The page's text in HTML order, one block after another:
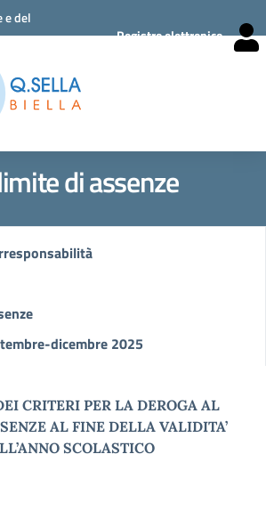
e del
Registro elettronico
di assenze
dicembre 2025
CRITERI PER LA DEROGA AL
AL FINE DELLA VALIDITA’
SCOLASTICO